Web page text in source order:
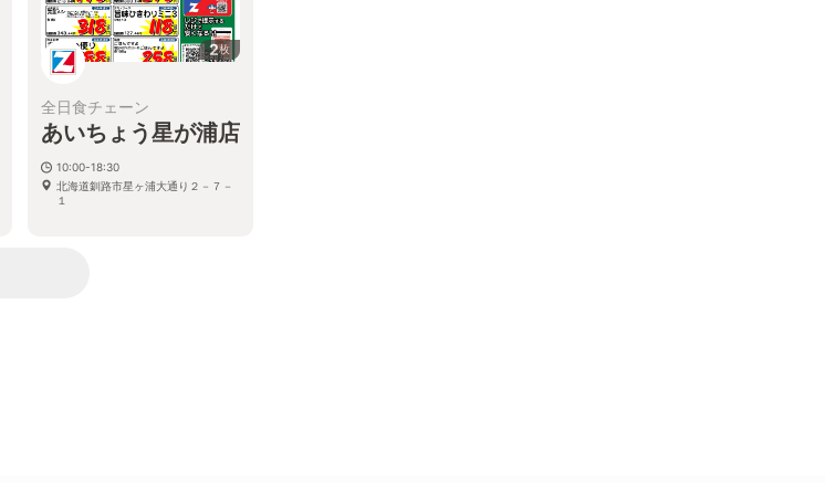
2枚
全日食チェーン
あいちょう星が浦店
10:00-18:30
北海道釧路市星ヶ浦大通り２－７－
１